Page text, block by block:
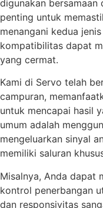
digunakan bersamaan
penting untuk
menangani kedua
kompatibilitas dapat
yang cermat.
Kami di Servo telah
campuran,
untuk mencapai hasil
umum adalah
mengeluarkan sinyal
memiliki saluran
Misalnya, Anda dapat
kontrol penerbangan
dan responsivitas